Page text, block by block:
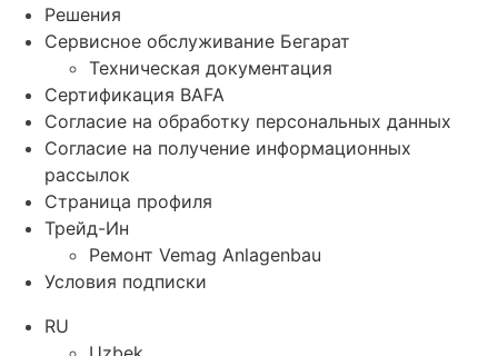
Решения
Сервисное обслуживание Бегарат
Техническая документация
Сертификация BAFA
Согласие на обработку персональных данных
Согласие на получение информационных
рассылок
Страница профиля
Трейд-Ин
Ремонт Vemag Anlagenbau
Условия подписки
RU